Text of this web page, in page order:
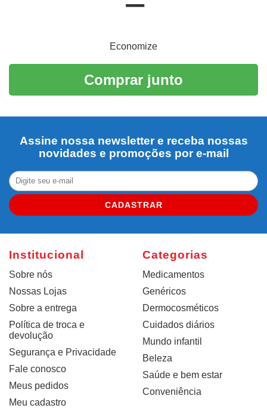
Economize
Comprar junto
Assine nossa newsletter e receba nossas
novidades e promoções por e-mail
CADASTRAR
Institucional
Sobre nós
Nossas Lojas
Sobre a entrega
Política de troca e
devolução
Segurança e Privacidade
Fale conosco
Meus pedidos
Meu cadastro
Categorias
Medicamentos
Genéricos
Dermocosméticos
Cuidados diários
Mundo infantil
Beleza
Saúde e bem estar
Conveniência